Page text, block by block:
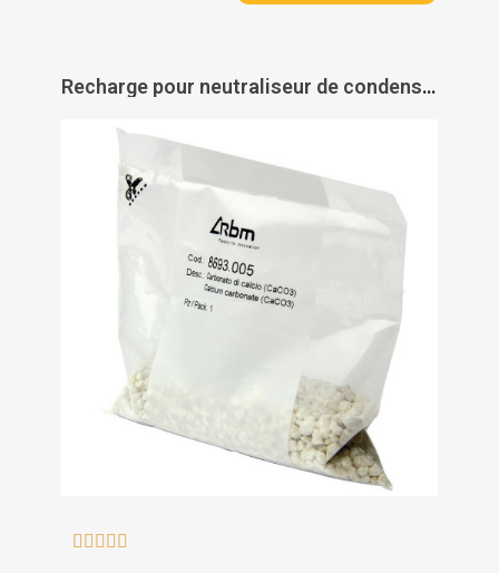
Recharge pour neutraliseur de condensats NT1 - RBM
    